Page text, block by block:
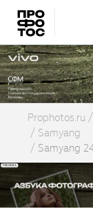
Prophotos.ru
Samyang
Samyang